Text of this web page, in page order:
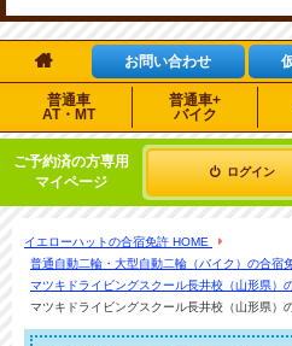
 お問い合わせ
普通車
AT・MT
普通車+
バイク
ご予約済の方専用
マイページ
ログイン
イエローハットの合宿免許 HOME
普通自動二輪・大型自動二輪（バイク）の合宿
マツキドライビングスクール長井校（山形県）
マツキドライビングスクール長井校（山形県）